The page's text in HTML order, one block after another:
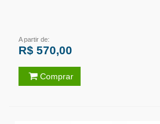
A partir de:
R$ 570,00
Comprar